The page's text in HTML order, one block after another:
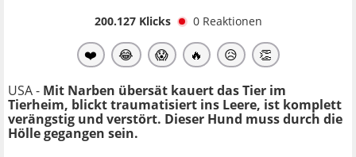
200.127Klicks 0 Reaktionen
❤️ 😂 😱 🔥 😥 👏
USA - Mit Narben übersät kauert das Tier im
Tierheim, blickt traumatisiert ins Leere, ist komplett
verängstig und verstört. Dieser Hund muss durch die
Hölle gegangen sein.